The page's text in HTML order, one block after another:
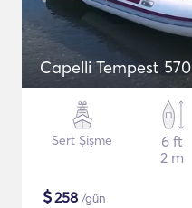
Capelli Tempest 570
Sert Şişme
6 ft
2 m
$258 /gün